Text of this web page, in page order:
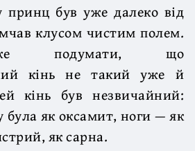
принц був уже далеко від
клусом чистим полем.
подумати, що
кінь не такий уже й
кінь був незвичайний:
була як оксамит, ноги — як
як сарна.